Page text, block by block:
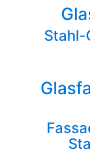
Stahl-